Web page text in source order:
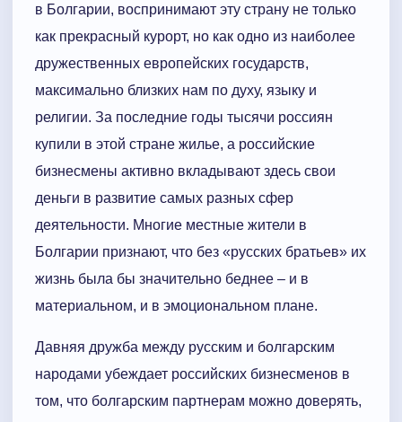
в Болгарии, воспринимают эту страну не только
как прекрасный курорт, но как одно из наиболее
дружественных европейских государств,
максимально близких нам по духу, языку и
религии. За последние годы тысячи россиян
купили в этой стране жилье, а российские
бизнесмены активно вкладывают здесь свои
деньги в развитие самых разных сфер
деятельности. Многие местные жители в
Болгарии признают, что без «русских братьев» их
жизнь была бы значительно беднее – и в
материальном, и в эмоциональном плане.
Давняя дружба между русским и болгарским
народами убеждает российских бизнесменов в
том, что болгарским партнерам можно доверять,